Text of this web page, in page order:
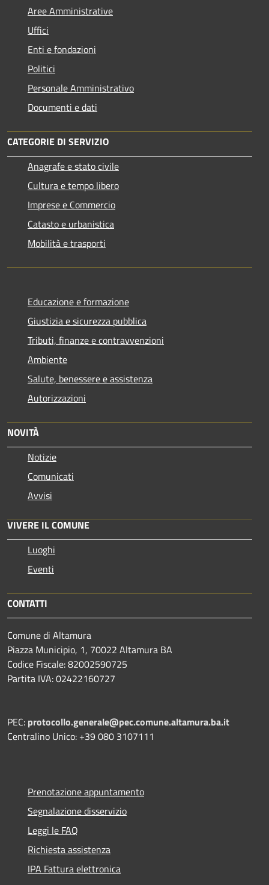
Aree Amministrative
Uffici
Enti e fondazioni
Politici
Personale Amministrativo
Documenti e dati
CATEGORIE DI SERVIZIO
Anagrafe e stato civile
Cultura e tempo libero
Imprese e Commercio
Catasto e urbanistica
Mobilità e trasporti
Educazione e formazione
Giustizia e sicurezza pubblica
Tributi, finanze e contravvenzioni
Ambiente
Salute, benessere e assistenza
Autorizzazioni
NOVITÀ
Notizie
Comunicati
Avvisi
VIVERE IL COMUNE
Luoghi
Eventi
CONTATTI
Comune di Altamura
Piazza Municipio, 1, 70022 Altamura BA
Codice Fiscale: 82002590725
Partita IVA: 02422160727
PEC: protocollo.generale@pec.comune.altamura.ba.it
Centralino Unico: +39 080 3107111
Prenotazione appuntamento
Segnalazione disservizio
Leggi le FAQ
Richiesta assistenza
IPA Fattura elettronica